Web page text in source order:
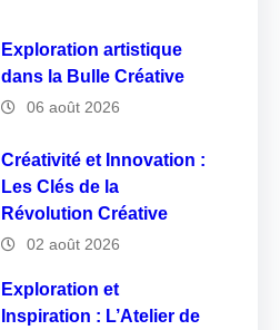
Exploration artistique
dans la Bulle Créative
06 août 2026
Créativité et Innovation :
Les Clés de la
Révolution Créative
02 août 2026
Exploration et
Inspiration : L’Atelier de